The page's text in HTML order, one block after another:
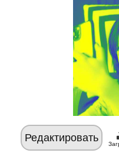
Редактировать